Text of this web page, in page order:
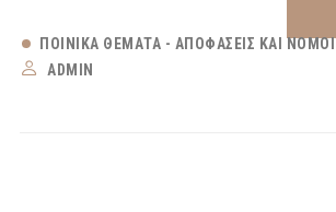
ΠΟΙΝΙΚΆ ΘΈΜΑΤΑ - ΑΠΟΦΆΣΕΙΣ ΚΑΙ ΝΌΜΟΙ
ADMIN